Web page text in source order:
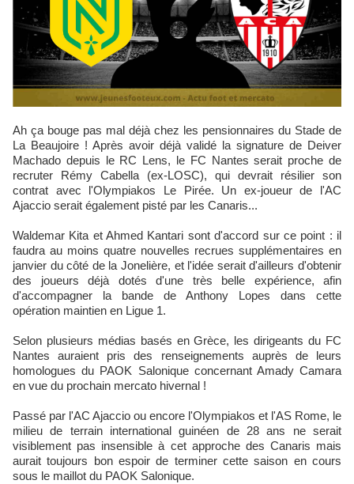
Ah ça bouge pas mal déjà chez les pensionnaires du Stade de
La Beaujoire ! Après avoir déjà validé la signature de Deiver
Machado depuis le RC Lens, le FC Nantes serait proche de
recruter Rémy Cabella (ex-LOSC), qui devrait résilier son
contrat avec l'Olympiakos Le Pirée. Un ex-joueur de l'AC
Ajaccio serait également pisté par les Canaris...
Waldemar Kita et Ahmed Kantari sont d'accord sur ce point : il
faudra au moins quatre nouvelles recrues supplémentaires en
janvier du côté de la Jonelière, et l'idée serait d'ailleurs d'obtenir
des joueurs déjà dotés d'une très belle expérience, afin
d'accompagner la bande de Anthony Lopes dans cette
opération maintien en Ligue 1.
Selon plusieurs médias basés en Grèce, les dirigeants du FC
Nantes auraient pris des renseignements auprès de leurs
homologues du PAOK Salonique concernant Amady Camara
en vue du prochain mercato hivernal !
Passé par l'AC Ajaccio ou encore l'Olympiakos et l'AS Rome, le
milieu de terrain international guinéen de 28 ans ne serait
visiblement pas insensible à cet approche des Canaris mais
aurait toujours bon espoir de terminer cette saison en cours
sous le maillot du PAOK Salonique.